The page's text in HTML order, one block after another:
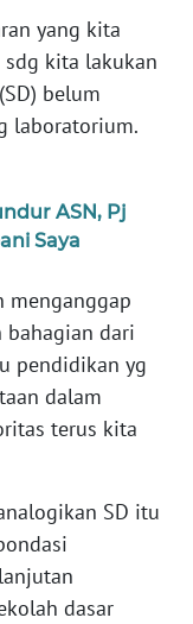
yang kita
kita lakukan
belum
laboratorium.
ASN, Pj
Saya
menganggap
dari
pendidikan yg
dalam
terus kita
SD itu
dasar